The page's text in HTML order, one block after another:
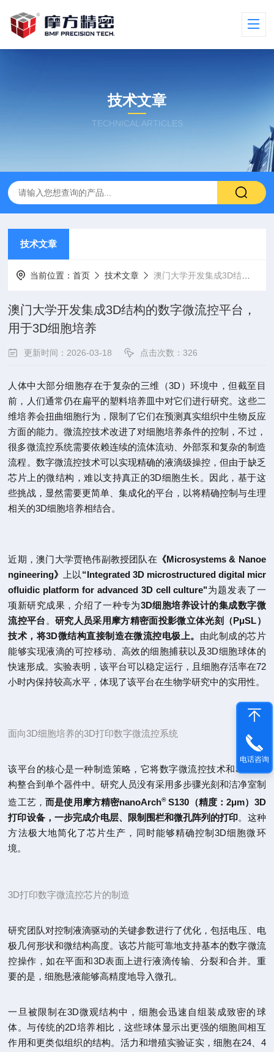
技术文章
TECHNICAL ARTICLES
技术文章
当前位置：首页 技术文章 澳门大学开发集成3D结构的数字微流控平台，用于3D细胞培养
澳门大学开发集成3D结构的数字微流控平台，
用于3D细胞培养
更新时间：2026-03-18 点击次数：326
人体中大部分细胞存在于复杂的三维（3D）环境中，但截至目
前，人们通常仍在扁平的塑料培养皿中对它们进行研究。这些二
维培养会扭曲细胞行为，限制了它们在预测真实组织中生物反应
方面的能力。微流控技术改进了对细胞培养条件的控制，不过，
很多微流控系统需要依赖连续的流体流动、外部泵和复杂的制造
流程。数字微流控技术可以实现精确的液滴级操控，但由于缺乏
芯片上的微结构，难以支持真正的3D细胞生长。因此，基于这
些挑战，显然需要更简单、集成化的平台，以将精确控制与生理
相关的3D细胞培养相结合。
近期，澳门大学贾艳伟副教授团队在 《Microsystems & Nanoe
ngineering》 上以 “Integrated 3D microstructured digital micr
ofluidic platform for advanced 3D cell culture"为题发表了一
项新研究成果，介绍了一种专为3D细胞培养设计的集成数字微
流控平台 。研究人员采用摩方精密面投影微立体光刻（PμSL）
技术，将3D微结构直接制造在微流控电极上。 由此制成的芯片
能够实现液滴的可控移动、高效的细胞捕获以及3D细胞球体的
快速形成。实验表明，该平台可以稳定运行，且细胞存活率在72
小时内保持较高水平，体现了该平台在生物学研究中的实用性。
面向3D细胞培养的3D打印数字微流控系统
该平台的核心是一种制造策略，它将数字微流控技术和3D微结
构整合到单个器件中。研究人员没有采用多步骤光刻和洁净室制
造工艺，而是使用摩方精密nanoArch®S130（精度：2μm）3D
打印设备，一步完成介电层、限制围栏和微孔阵列的打印。这种
方法极大地简化了芯片生产，同时能够精确控制3D细胞微环
境。
3D打印数字微流控芯片的制造
研究团队对控制液滴驱动的关键参数进行了优化，包括电压、电
极几何形状和微结构高度。该芯片能可靠地支持基本的数字微流
控操作，如在平面和3D表面上进行液滴传输、分裂和合并。重
要的是，细胞悬液能够高精度地导入微孔。
一旦被限制在3D微观结构中，细胞会迅速自组装成致密的球
体。与传统的2D培养相比，这些球体显示出更强的细胞间相互
作用和更类似组织的结构。活力和增殖实验证实，细胞在24、4
电话咨询